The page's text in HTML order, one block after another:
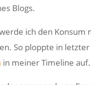
Blogs.
ich den
So ploppte in
in meiner Timeline auf.